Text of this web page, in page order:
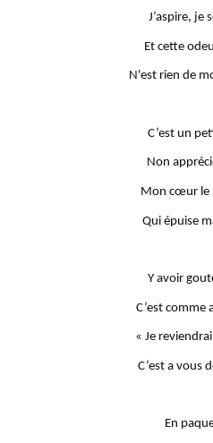
J’aspire, je
Et cette
N'est rien de
C’est un
Non
Mon cœur le
Qui épuise
Y avoir
C’est comme
« Je
C’est a vous
En